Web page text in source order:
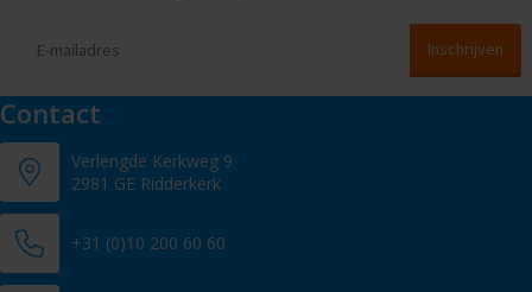
Contact
Verlengde Kerkweg 9
2981 GE Ridderkerk
+31 (0)10 200 60 60